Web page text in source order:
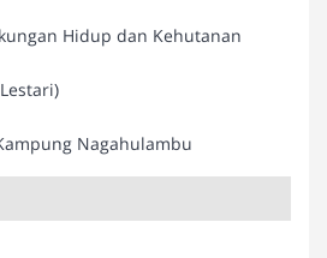
Hidup dan Kehutanan
Nagahulambu